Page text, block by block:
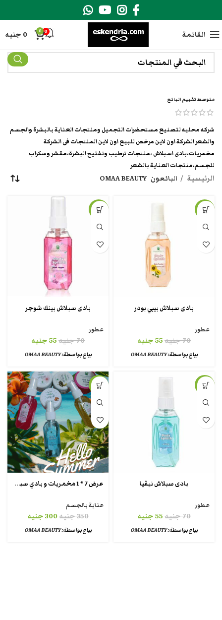
القائمة 0
0
0 جنيه
متوسط تقييم البائع
شركه محليه لتصنيع مستحضرات التجميل ومنتجات العناية بالبشرة والجسم
والشعر الشركة اون لاين مرخص للبيع اون لاين المنتجات فى الشركة
مخمريات،بادى اسبلاش ،منتجات ترطيب وتفتيح البشرة،مقشر وسكراب
للجسم،منتجات العناية بالشعر
الرئيسية البائعون OMAA BEAUTY
-21%
بادى سبلاش بيبي بودر
عطور
70جنيه55جنيه
يباع بواسطة:OMAA BEAUTY
-21%
بادى سبلاش بينك شوجر
عطور
70جنيه55جنيه
يباع بواسطة:OMAA BEAUTY
-21%
بادى سبلاش نيڤيا
عطور
70جنيه55جنيه
يباع بواسطة:OMAA BEAUTY
-14%
عرض 7 * 1 مخمريات و بادي سبلاش
عناية بالجسم
350جنيه300جنيه
يباع بواسطة:OMAA BEAUTY